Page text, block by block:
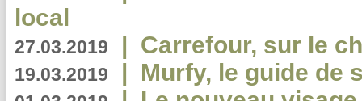
local
27.03.2019 | Carrefour, sur le
19.03.2019 | Murfy, le guide de